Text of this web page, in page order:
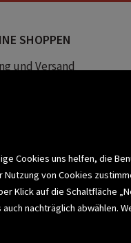
SHOPPEN
und Versand
Cookies uns helfen, die
von Cookies
Klick auf die Schaltfläche
nachträglich abwählen.